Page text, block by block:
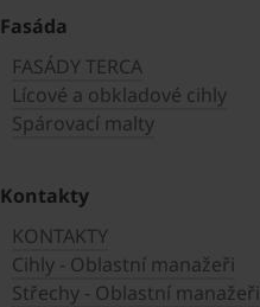
Fasáda
FASÁDY TERCA
Lícové a obkladové cihly
Spárovací malty
Kontakty
KONTAKTY
Cihly - Oblastní manažeři
Střechy - Oblastní manažeři